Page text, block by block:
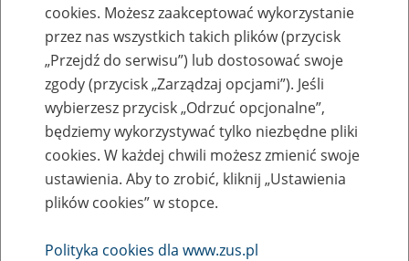
Szkolenia
Zaproś ZUS do siebie - zakładanie profili
eZUS w siedzibie Twojej firmy
Rodzaj wydarzenia
cookies. Możesz zaakceptować wykorzystanie
przez nas wszystkich takich plików (przycisk
„Przejdź do serwisu”) lub dostosować swoje
zgody (przycisk „Zarządzaj opcjami”). Jeśli
wybierzesz przycisk „Odrzuć opcjonalne”,
będziemy wykorzystywać tylko niezbędne pliki
cookies. W każdej chwili możesz zmienić swoje
ustawienia. Aby to zrobić, kliknij „Ustawienia
plików cookies” w stopce.
Polityka cookies dla www.zus.pl